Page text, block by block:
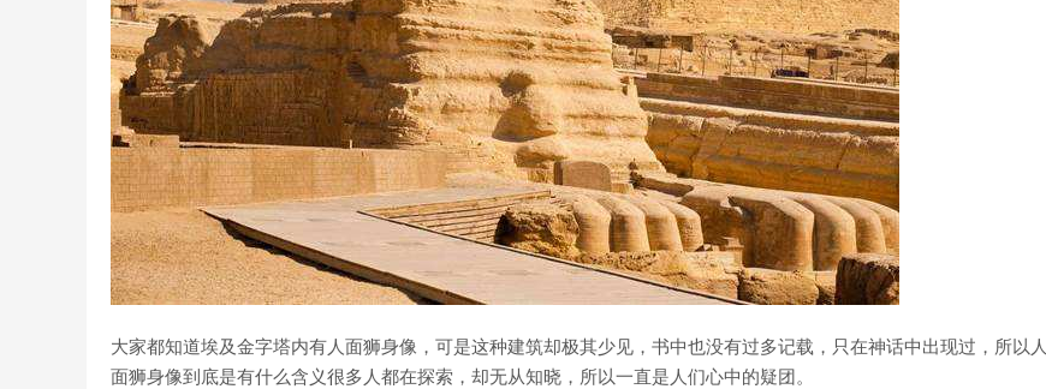
大家都知道埃及金字塔内有人面狮身像，可是这种建筑却极其少见，书中也没有过多记载，只在神话中出现过，所以人
面狮身像到底是有什么含义很多人都在探索，却无从知晓，所以一直是人们心中的疑团。